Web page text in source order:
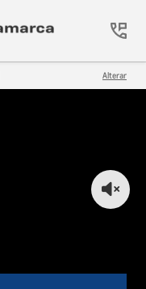
Alterar